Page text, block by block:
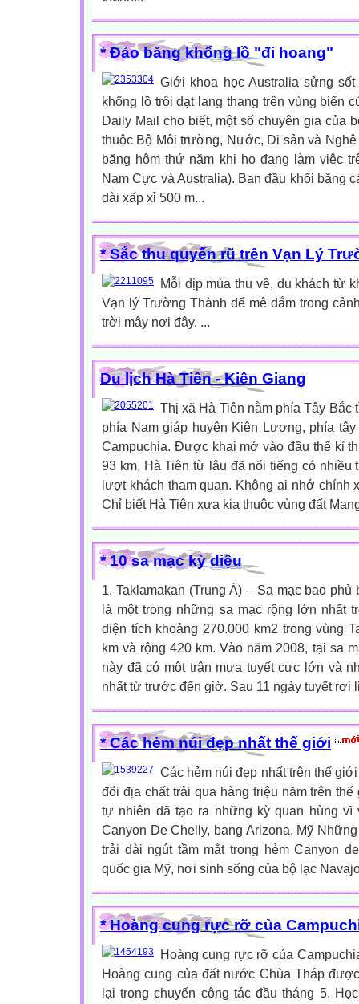
* Đảo băng khổng lồ "đi hoang"
Giới khoa học Australia sửng
khổng lồ trôi dạt lang thang trên vùng biển
Daily Mail cho biết, một số chuyên gia của
thuộc Bộ Môi trường, Nước, Di sản và
băng hôm thứ năm khi họ đang làm việc
Nam Cực và Australia). Ban đầu khối băng
dài xấp xỉ 500 m...
* Sắc thu quyến rũ trên Vạn Lý
Mỗi dịp mùa thu về, du khách từ
Vạn lý Trường Thành để mê đắm trong
trời mây nơi đây. ...
Du lịch Hà Tiên - Kiên Giang
Thị xã Hà Tiên nằm phía Tây
phía Nam giáp huyện Kiên Lương, phía
Campuchia. Được khai mở vào đầu thế kỉ
93 km, Hà Tiên từ lâu đã nổi tiếng có nhiều
lượt khách tham quan. Không ai nhớ chính
Chỉ biết Hà Tiên xưa kia thuộc vùng đất
* 10 sa mạc kỳ diệu
1. Taklamakan (Trung Á) – Sa mạc bao
là một trong những sa mạc rộng lớn nhất
diện tích khoảng 270.000 km2 trong vùng
km và rộng 420 km. Vào năm 2008, tại sa
này đã có một trận mưa tuyết cực lớn và
nhất từ trước đến giờ. Sau 11 ngày tuyết rơi
* Các hẻm núi đẹp nhất thế giới
Các hẻm núi đẹp nhất trên thế
đổi địa chất trải qua hàng triệu năm trên
tự nhiên đã tạo ra những kỳ quan hùng vĩ
Canyon De Chelly, bang Arizona, Mỹ
trải dài ngút tầm mắt trong hẻm Canyon
quốc gia Mỹ, nơi sinh sống của bộ lạc
* Hoàng cung rực rỡ của
Hoàng cung rực rỡ của
Hoàng cung của đất nước Chùa Tháp
lại trong chuyến công tác đầu tháng 5.